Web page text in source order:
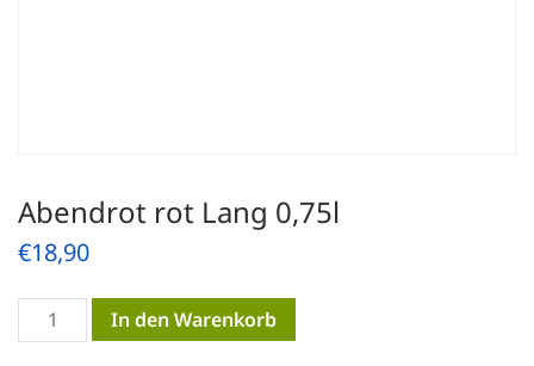
Abendrot rot Lang 0,75l
€18,90
Abendrot
rot
In den Warenkorb